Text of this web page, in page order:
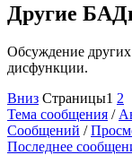
Другие
Обсуждение
дисфункции.
Вниз Страницы1 2
Тема сообщения /
Сообщений /
Последнее